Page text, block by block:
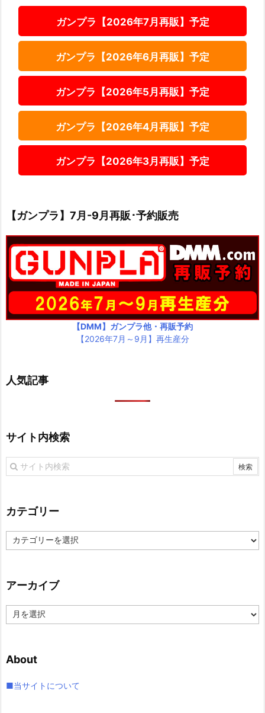
ガンプラ【2026年7月再販】予定
ガンプラ【2026年6月再販】予定
ガンプラ【2026年5月再販】予定
ガンプラ【2026年4月再販】予定
ガンプラ【2026年3月再販】予定
【ガンプラ】7月-9月再販･予約販売
【DMM】ガンプラ他・再販予約
【2026年7月～9月】再生産分
人気記事
サイト内検索
カテゴリー
カ
テ
ー
アーカイブ
ー
ブ
About
■当サイトについて